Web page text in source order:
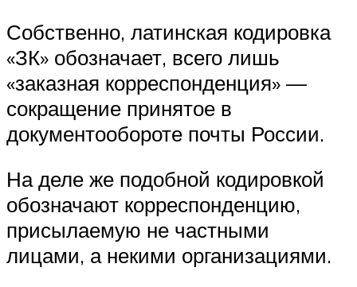
Собственно, латинская кодировка
«ЗК» обозначает, всего лишь
«заказная корреспонденция» —
сокращение принятое в
документообороте почты России.
На деле же подобной кодировкой
обозначают корреспонденцию,
присылаемую не частными
лицами, а некими организациями.